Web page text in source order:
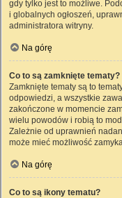
gdy tylko jest to możliwe.
i globalnych ogłoszeń,
administratora witryny.
Na górę
Co to są zamknięte tematy?
Zamknięte tematy są to
odpowiedzi, a wszystkie
zakończone w momencie
wielu powodów i robią to
Zależnie od uprawnień
może mieć możliwość
Na górę
Co to są ikony tematu?